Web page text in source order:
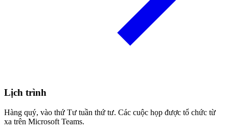
Lịch trình
Hàng quý, vào thứ Tư tuần thứ tư. Các cuộc họp được tổ chức từ
xa trên Microsoft Teams.